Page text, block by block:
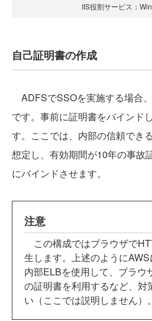
IIS役割サービス：
自己証明書の作成
ADFSでSSOを実施する場合
です。事前に証明書をバインド
す。ここでは、内部の信頼でき
想定し、有効期間が10年の事故
にバインドさせます。
注意
この構成ではブラウザで
生します。上述のようにAWS
内部ELBを使用して、ブラウ
の証明書を利用するなど、対
い（ここでは説明しません）。